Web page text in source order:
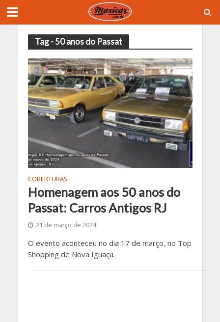
Tag - 50 anos do Passat
COBERTURAS
Homenagem aos 50 anos do
Passat: Carros Antigos RJ
21 de março de 2024
O evento aconteceu no dia 17 de março, no Top
Shopping de Nova Iguaçu.